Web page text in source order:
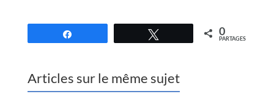
0
PARTAGES
Articles sur le même sujet